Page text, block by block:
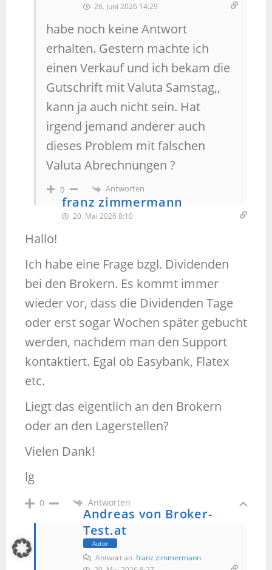
26. Juni 2026 14:29
habe noch keine Antwort
erhalten. Gestern machte ich
einen Verkauf und ich bekam die
Gutschrift mit Valuta Samstag,,
kann ja auch nicht sein. Hat
irgend jemand anderer auch
dieses Problem mit falschen
Valuta Abrechnungen ?
0 Antworten
franz zimmermann
20. Mai 2026 8:10
Hallo!
Ich habe eine Frage bzgl. Dividenden
bei den Brokern. Es kommt immer
wieder vor, dass die Dividenden Tage
oder erst sogar Wochen später gebucht
werden, nachdem man den Support
kontaktiert. Egal ob Easybank, Flatex
etc.
Liegt das eigentlich an den Brokern
oder an den Lagerstellen?
Vielen Dank!
lg
0 Antworten
Andreas von Broker-
Test.at
Autor
Antwort an franz zimmermann